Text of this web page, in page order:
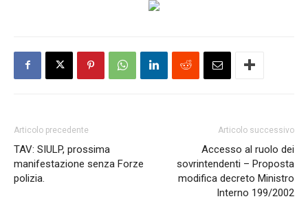
Articolo precedente
TAV: SIULP, prossima
manifestazione senza Forze
polizia.
Articolo successivo
Accesso al ruolo dei
sovrintendenti – Proposta
modifica decreto Ministro
Interno 199/2002